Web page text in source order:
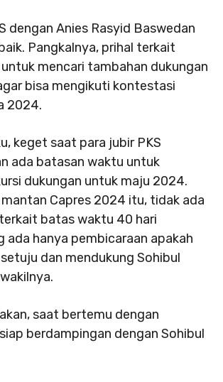
dengan Anies Rasyid Baswedan
Pangkalnya, prihal terkait
mencari tambahan dukungan
bisa mengikuti kontestasi
2024.
keget saat para jubir PKS
ada batasan waktu untuk
dukungan untuk maju 2024.
Capres 2024 itu, tidak ada
batas waktu 40 hari
ada hanya pembicaraan apakah
dan mendukung Sohibul
saat bertemu dengan
berdampingan dengan Sohibul